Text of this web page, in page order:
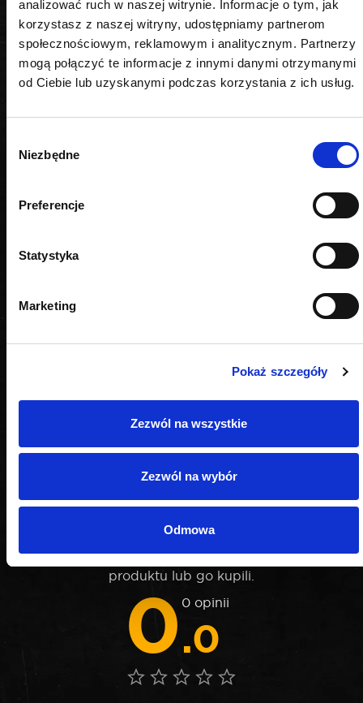
analizować ruch w naszej witrynie. Informacje o tym, jak
korzystasz z naszej witryny, udostępniamy partnerom
społecznościowym, reklamowym i analitycznym. Partnerzy
mogą połączyć te informacje z innymi danymi otrzymanymi
od Ciebie lub uzyskanymi podczas korzystania z ich usług.
zgody
Niezbędne
Preferencje
Statystyka
Marketing
Pokaż szczegóły
Zezwól na wszystkie
Zezwól na wybór
Odmowa
PODOBNE PRODUKTY
OPINIE
Nie weryfikujemy opinii czy pochodzą od
konsumentów, którzy rzeczywiście używali danego
produktu lub go kupili.
0.0
0 opinii